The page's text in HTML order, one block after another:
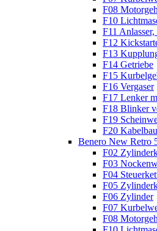
F08
F10
F11
F12
F13
F14 Getriebe
F15
F16 Vergaser
F17 Lenker
F18 Blinker
F19
F20
Benero New Retro
F02
F03
F04
F05
F06 Zylinder
F07
F08